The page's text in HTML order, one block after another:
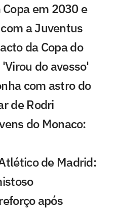
em 2030 e
a Juventus
da Copa do
do avesso'
com astro do
de Rodri
do Monaco:
de Madrid:
após